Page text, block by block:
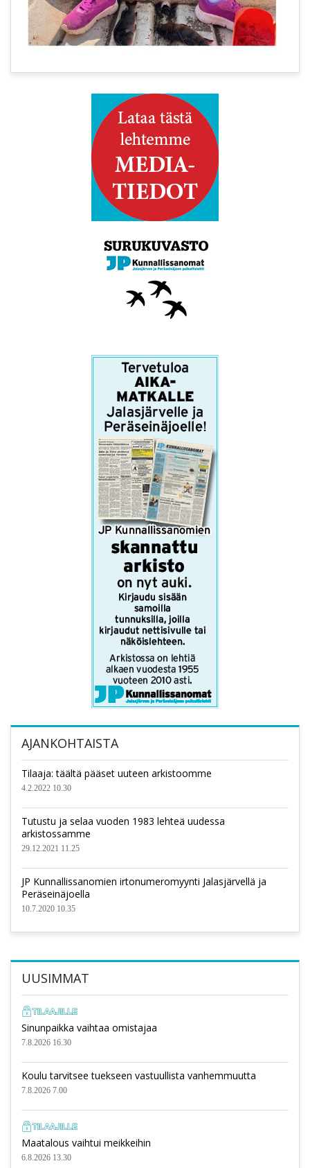
AJANKOHTAISTA
Tilaaja: täältä pääset uuteen arkistoomme
4.2.2022 10.30
Tutustu ja selaa vuoden 1983 lehteä uudessa
arkistossamme
29.12.2021 11.25
JP Kunnallissanomien irtonumeromyynti Jalasjärvellä ja
Peräseinäjoella
10.7.2020 10.35
UUSIMMAT
Sinunpaikka vaihtaa omistajaa
7.8.2026 16.30
Koulu tarvitsee tuekseen vastuullista vanhemmuutta
7.8.2026 7.00
Maatalous vaihtui meikkeihin
6.8.2026 13.30